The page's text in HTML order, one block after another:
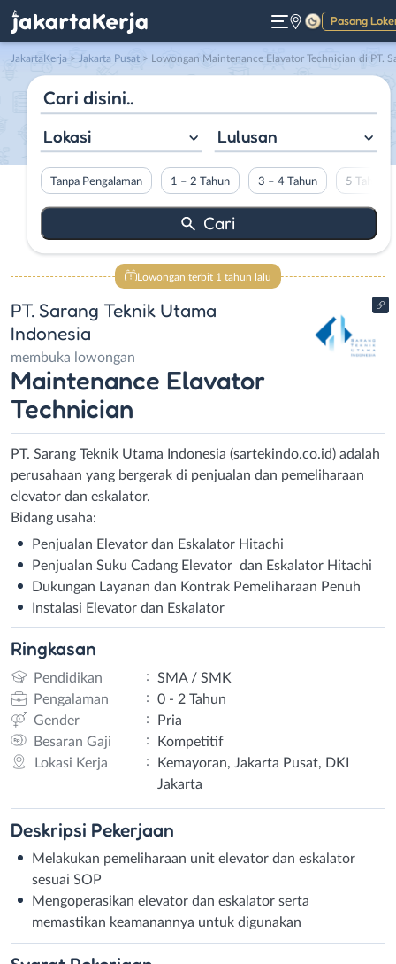
Pasang
Gelap
JakartaKerja > Jakarta Pusat > Lowongan Maintenance Elavator Technician di PT. Sarang Teknik Utama
Lokasi Lulusan
Tanpa Pengalaman 1 – 2 Tahun 3 – 4 Tahun 5 Tahun
Lowongan terbit 1 tahun lalu
PT. Sarang Teknik Utama
Indonesia
membuka lowongan
Maintenance Elavator
Technician
PT. Sarang Teknik Utama Indonesia (sartekindo.co.id) adalah
perusahaan yang bergerak di penjualan dan pemeliharaan
elevator dan eskalator.
Bidang usaha:
Penjualan Elevator dan Eskalator Hitachi
Penjualan Suku Cadang Elevator dan Eskalator Hitachi
Dukungan Layanan dan Kontrak Pemeliharaan Penuh
Instalasi Elevator dan Eskalator
Ringkasan
Pendidikan :
SMA / SMK
Pengalaman
:
0 - 2 Tahun
Gender
:
Pria
Besaran Gaji
:
Kompetitif
Lokasi Kerja
:
Kemayoran, Jakarta Pusat, DKI
Jakarta
Deskripsi Pekerjaan
Melakukan pemeliharaan unit elevator dan eskalator
sesuai SOP
Mengoperasikan elevator dan eskalator serta
memastikan keamanannya untuk digunakan